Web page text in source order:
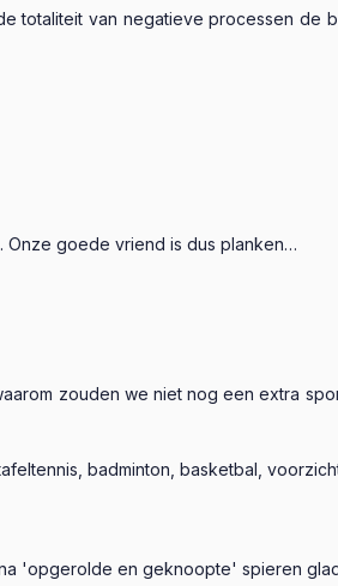
totaliteit van negatieve processen de
goede vriend is dus planken…
zouden we niet nog een extra
badminton, basketbal,
'opgerolde en geknoopte' spieren